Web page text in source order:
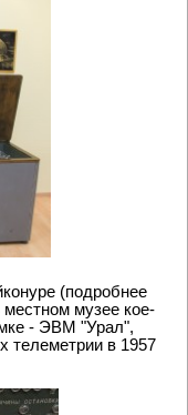
(подробнее
музее кое-
- ЭВМ "Урал",
телеметрии в 1957